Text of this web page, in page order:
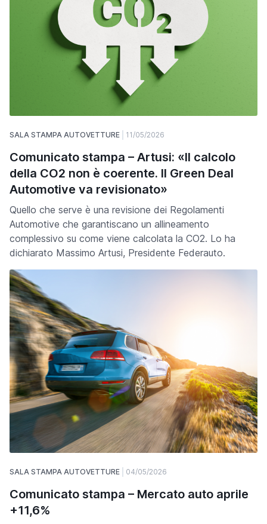
SALA STAMPA AUTOVETTURE 11/05/2026
Comunicato stampa – Artusi: «Il calcolo
della CO2 non è coerente. Il Green Deal
Automotive va revisionato»
Quello che serve è una revisione dei Regolamenti
Automotive che garantiscano un allineamento
complessivo su come viene calcolata la CO2. Lo ha
dichiarato Massimo Artusi, Presidente Federauto.
SALA STAMPA AUTOVETTURE 04/05/2026
Comunicato stampa – Mercato auto aprile
+11,6%